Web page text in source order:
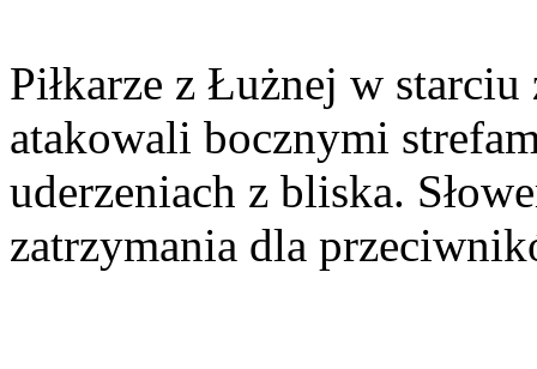
Piłkarze z Łużnej w
atakowali bocznymi
uderzeniach z bliska.
zatrzymania dla